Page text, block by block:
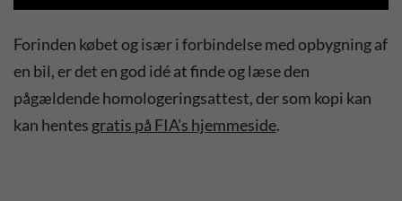
Forinden købet og især i forbindelse med opbygning af
en bil, er det en god idé at finde og læse den
pågældende homologeringsattest, der som kopi kan
kan hentes gratis på FIA's hjemmeside.